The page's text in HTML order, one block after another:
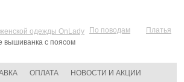
По поводам
Платья
вышиванка с поясом
ОПЛАТА НОВОСТИ И АКЦИИ